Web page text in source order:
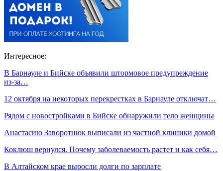
Интересное:
В Барнауле и Бийске объявили штормовое предупреждение
из-за…
12 октября на некоторых перекрестках в Барнауле отключат…
Рядом с новостройками в Бийске обнаружили тело женщины
Анастасию Заворотнюк выписали из частной клиники домой
Коклюш вернулся. Почему заболеваемость растет и как себя…
В Алтайском крае выросли долги по зарплате